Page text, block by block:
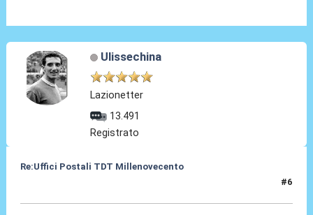
Ulissechina
Lazionetter
13.491
Registrato
Re:Uffici Postali TDT Millenovecento
#6